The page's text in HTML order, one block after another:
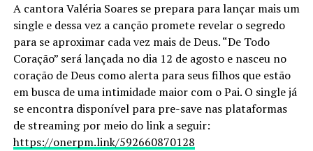
A cantora Valéria Soares se prepara para lançar mais um
single e dessa vez a canção promete revelar o segredo
para se aproximar cada vez mais de Deus. “De Todo
Coração” será lançada no dia 12 de agosto e nasceu no
coração de Deus como alerta para seus filhos que estão
em busca de uma intimidade maior com o Pai. O single já
se encontra disponível para pre-save nas plataformas
de streaming por meio do link a seguir:
https://onerpm.link/592660870128